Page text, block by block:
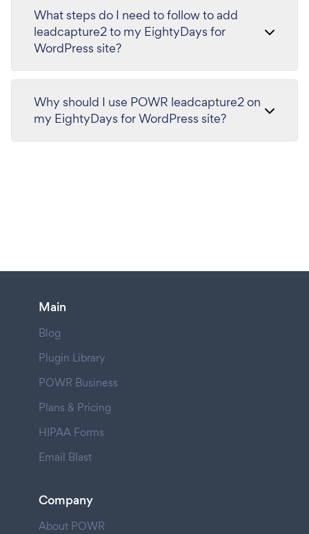
What steps do I need to follow to add
leadcapture2 to my EightyDays for
WordPress site?
Why should I use POWR leadcapture2 on
my EightyDays for WordPress site?
Main
Blog
Plugin Library
POWR Business
Plans & Pricing
HIPAA Forms
Email Blast
Company
About POWR